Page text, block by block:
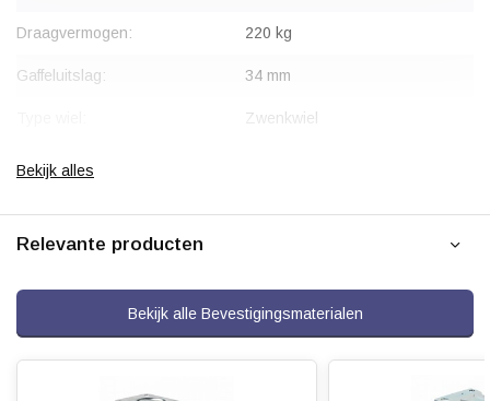
Draagvermogen: 220 kg
Gaffeluitslag: 34 mm
Zwenkwiel
Montage:
Velg:
Wiellager: Rollager / Naaldlager
Bandage:
Bekijk alles
Relevante producten
Bekijk alle Bevestigingsmaterialen